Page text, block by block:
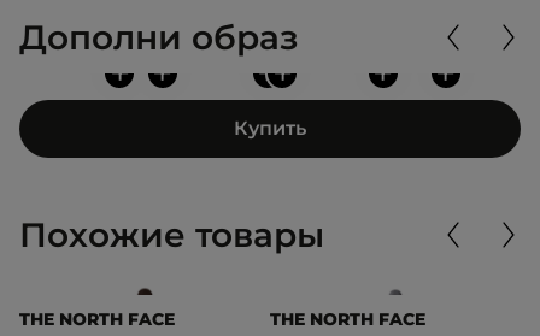
Дополни образ
+
+
+ + +
+
Купить
Похожие товары
THE NORTH FACE THE NORTH FACE